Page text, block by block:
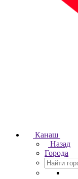
Канаш
Назад
Города